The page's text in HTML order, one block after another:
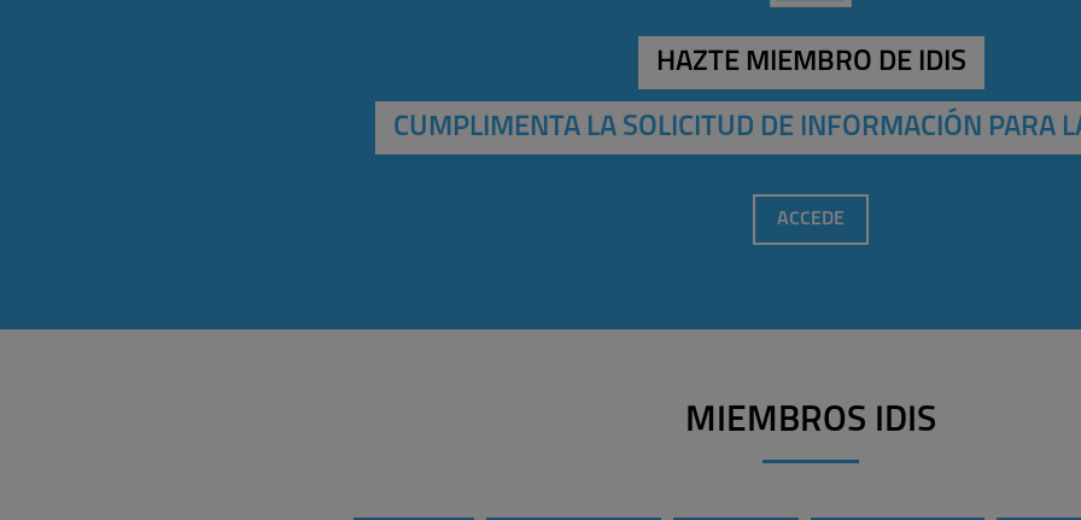
HAZTE MIEMBRO DE IDIS
CUMPLIMENTA LA SOLICITUD DE INFORMACIÓN PARA
ACCEDE
MIEMBROS IDIS